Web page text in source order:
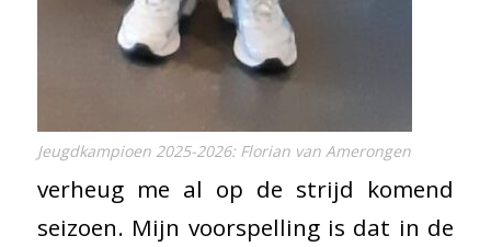
Jeugdkampioen 2025-2026: Florian van Amerongen
verheug me al op de strijd komend
seizoen. Mijn voorspelling is dat in de